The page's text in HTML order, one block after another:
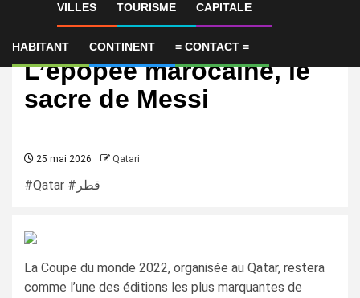
VILLES TOURISME CAPITALE
HABITANT CONTINENT = CONTACT =
International
Mondial-2022 (Qatar):
L’épopée marocaine, le
sacre de Messi
25 mai 2026 Qatari
#Qatar #قطر
La Coupe du monde 2022, organisée au Qatar, restera
comme l’une des éditions les plus marquantes de